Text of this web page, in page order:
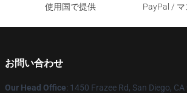
使用国で提供
PayPal /
お問い合わせ
Our Head Office: 1450 Frazee Rd, San Diego,